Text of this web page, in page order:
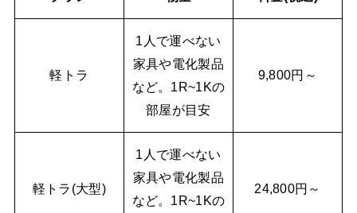
軽トラ
1人で運べない
家具や電化製品
など。1R~1Kの
部屋が目安
9,800円～
軽トラ(大型)
1人で運べない
家具や電化製品
など。1R~1Kの
24,800円～